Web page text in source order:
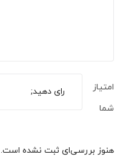
امتیاز
شما
هنوز بررسی‌ای ثبت نشده است.